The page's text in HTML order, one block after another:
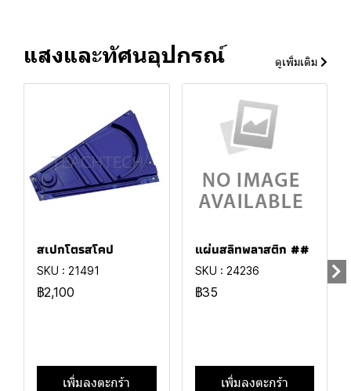
แสงและทัศนอุปกรณ์ ดูเพิ่มเติม
สเปกโตรสโคป
SKU : 21491
฿2,100
เพิ่มลงตะกร้า
แผ่นสลิทพลาสติก ##
SKU : 24236
฿35
เพิ่มลงตะกร้า